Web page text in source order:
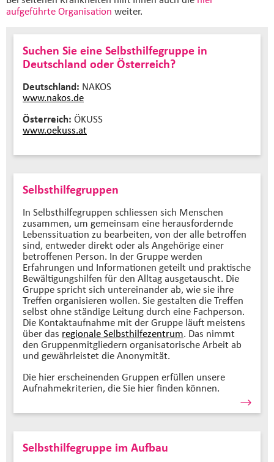
aufgeführte Organisation weiter.
Suchen Sie eine Selbsthilfegruppe in
Deutschland oder Österreich?
Deutschland: NAKOS
www.nakos.de
Österreich: ÖKUSS
www.oekuss.at
Selbsthilfegruppen
In Selbsthilfegruppen schliessen sich Menschen
zusammen, um gemeinsam eine herausfordernde
Lebenssituation zu bearbeiten, von der alle betroffen
sind, entweder direkt oder als Angehörige einer
betroffenen Person. In der Gruppe werden
Erfahrungen und Informationen geteilt und praktische
Bewältigungshilfen für den Alltag ausgetauscht. Die
Gruppe spricht sich untereinander ab, wie sie ihre
Treffen organisieren wollen. Sie gestalten die Treffen
selbst ohne ständige Leitung durch eine Fachperson.
Die Kontaktaufnahme mit der Gruppe läuft meistens
über das regionale Selbsthilfezentrum. Das nimmt
den Gruppenmitgliedern organisatorische Arbeit ab
und gewährleistet die Anonymität.
Die hier erscheinenden Gruppen erfüllen unsere
Aufnahmekriterien, die Sie hier finden können.
Selbsthilfegruppe im Aufbau